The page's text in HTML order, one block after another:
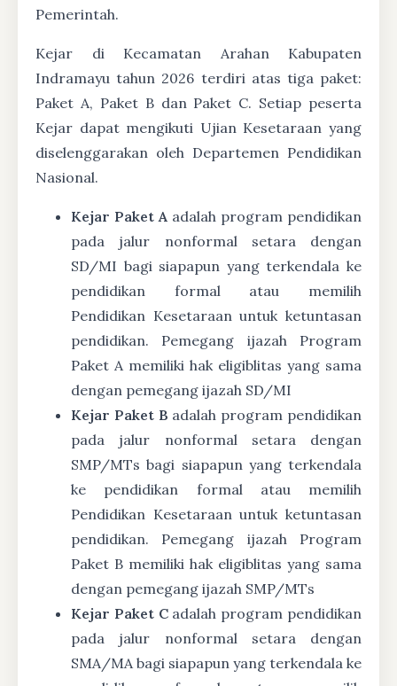
Pemerintah.
Kejar di Kecamatan Arahan Kabupaten
Indramayu tahun 2026 terdiri atas tiga paket:
Paket A, Paket B dan Paket C. Setiap peserta
Kejar dapat mengikuti Ujian Kesetaraan yang
diselenggarakan oleh Departemen Pendidikan
Nasional.
Kejar Paket A adalah program pendidikan
pada jalur nonformal setara dengan
SD/MI bagi siapapun yang terkendala ke
pendidikan formal atau memilih
Pendidikan Kesetaraan untuk ketuntasan
pendidikan. Pemegang ijazah Program
Paket A memiliki hak eligiblitas yang sama
dengan pemegang ijazah SD/MI
Kejar Paket B adalah program pendidikan
pada jalur nonformal setara dengan
SMP/MTs bagi siapapun yang terkendala
ke pendidikan formal atau memilih
Pendidikan Kesetaraan untuk ketuntasan
pendidikan. Pemegang ijazah Program
Paket B memiliki hak eligiblitas yang sama
dengan pemegang ijazah SMP/MTs
Kejar Paket Cadalah program pendidikan
pada jalur nonformal setara dengan
SMA/MA bagi siapapun yang terkendala ke